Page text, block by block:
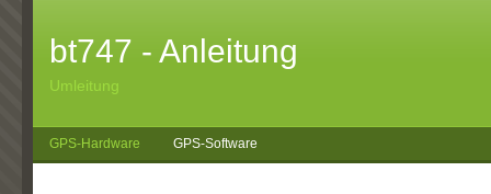
bt747 - Anleitung
Umleitung
GPS-Hardware GPS-Software